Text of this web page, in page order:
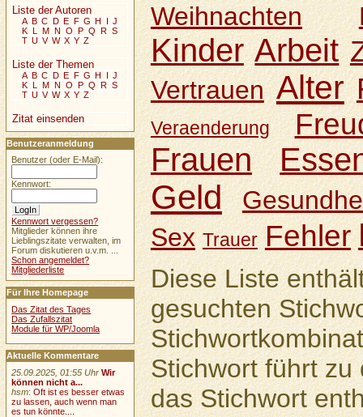
Weihnachten
Kinder Arbeit
Vertrauen Alter
Veraenderung
Frauen
Geld
Sex Trauer Fehler
Diese Liste
gesuchten
Stichwort führt zu
das Stichwort
Liste der Autoren
A B C D E F G H I J
K L M N O P Q R S
T U V W X Y Z
Liste der Themen
A B C D E F G H I J
K L M N O P Q R S
T U V W X Y Z
Zitat einsenden
Benutzeranmeldung
Benutzer (oder E-Mail):
Kennwort:
Kennwort vergessen?
Mitglieder können ihre
Lieblingszitate verwalten, im
Forum diskutieren u.v.m. ...
Schon angemeldet?
Mitgliederliste
Für Ihre Homepage
Das Zitat des Tages
Das Zufallszitat
Module für WP/Joomla
Aktuelle Kommentare
25.09.2025, 01:55 Uhr Wir
können nicht a...
hsm:Oft ist es besser etwas
zu lassen, auch wenn man
es tun könnte....